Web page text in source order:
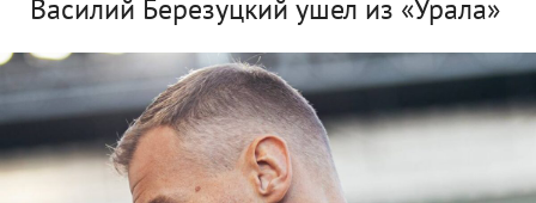
Василий Березуцкий ушел из «Урала»